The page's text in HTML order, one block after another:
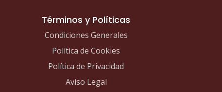
Términos y Políticas
Condiciones Generales
Política de Cookies
Política de Privacidad
Aviso Legal